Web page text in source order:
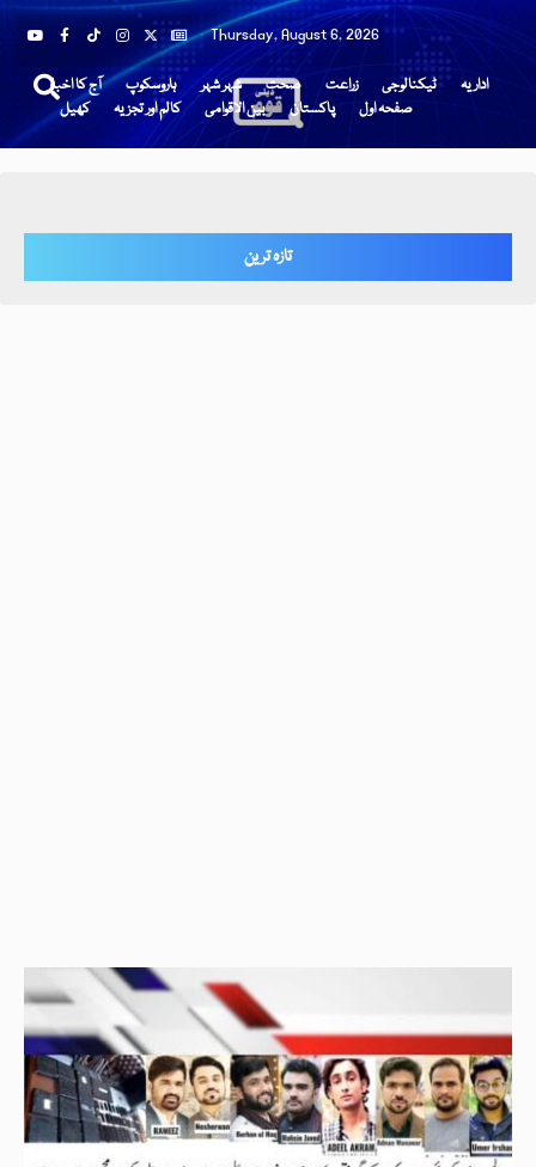
Thursday, August 6, 2026
آج کا اخبار ہاروسکوپ شہر شہر صحت زراعت ٹیکنالوجی
اداریہ
کھیل
کالم اور تجزیہ بین الاقوامی پاکستان صفحہ اول
تازہ ترین